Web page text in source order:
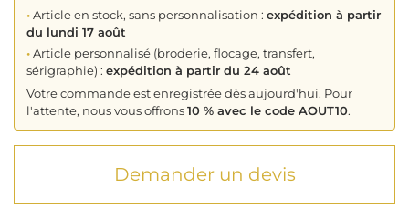
•Article en stock, sans personnalisation : expédition à partir
du lundi 17 août
•Article personnalisé (broderie, flocage, transfert,
sérigraphie) : expédition à partir du 24 août
Votre commande est enregistrée dès aujourd'hui. Pour
l'attente, nous vous offrons10 % avec le code AOUT10.
Demander un devis